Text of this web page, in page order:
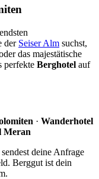
der Seiser Alm suchst,
das majestätische
perfekte Berghotel auf
· Wanderhotel
Meran
deine Anfrage
Berggut ist dein